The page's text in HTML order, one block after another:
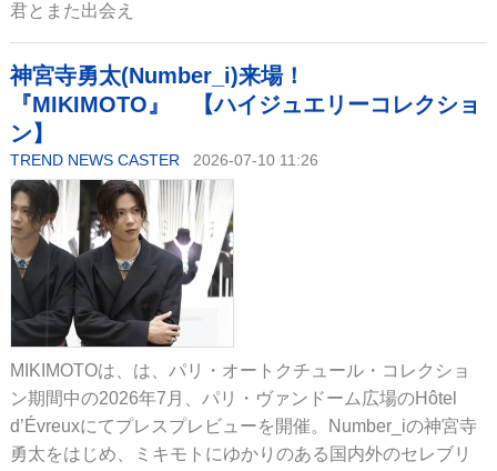
君とまた出会え
神宮寺勇太(Number_i)来場！
『MIKIMOTO』 【ハイジュエリーコレクショ
ン】
TREND NEWS CASTER 2026-07-10 11:26
MIKIMOTOは、は、パリ・オートクチュール・コレクショ
ン期間中の2026年7月、パリ・ヴァンドーム広場のHôtel
d’Évreuxにてプレスプレビューを開催。Number_iの神宮寺
勇太をはじめ、ミキモトにゆかりのある国内外のセレブリ